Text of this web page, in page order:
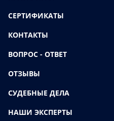
СЕРТИФИКАТЫ
КОНТАКТЫ
ВОПРОС - ОТВЕТ
ОТЗЫВЫ
СУДЕБНЫЕ ДЕЛА
НАШИ ЭКСПЕРТЫ